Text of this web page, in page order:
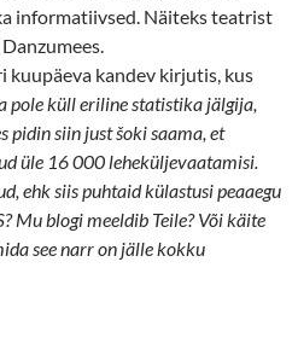
informatiivsed. Näiteks teatrist
kuupäeva kandev kirjutis, kus
pole küll eriline statistika jälgija,
pidin siin just šoki saama, et
üle 16 000 leheküljevaatamisi.
ehk siis puhtaid külastusi peaaegu
Mu blogi meeldib Teile? Või käite
see narr on jälle kokku